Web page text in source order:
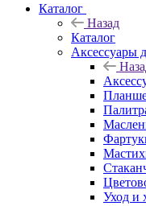
Каталог
Назад
Каталог
Аксессуары
Уход и